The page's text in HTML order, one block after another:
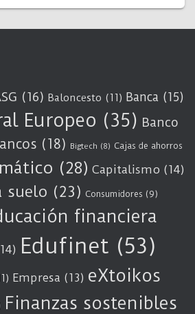
(16) Baloncesto (11) Banca (15)
Europeo (35) Banco
(18) Bigtech (8) Cajas de ahorros
(28) Capitalismo (14)
suelo (23) Consumidores (9)
financiera
Edufinet (53)
Empresa (13) eXtoikos
Finanzas sostenibles